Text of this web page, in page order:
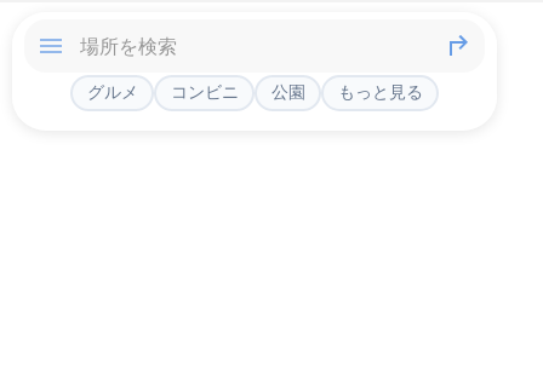
グルメ コンビニ 公園 もっと見る